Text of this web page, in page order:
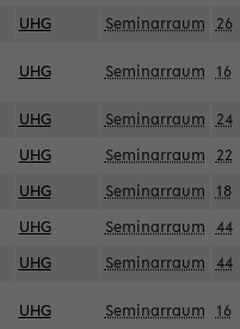
UHG Seminarraum 26
UHG Seminarraum 16
UHG Seminarraum 24
UHG Seminarraum 22
UHG Seminarraum 18
UHG Seminarraum 44
UHG Seminarraum 44
UHG Seminarraum 16